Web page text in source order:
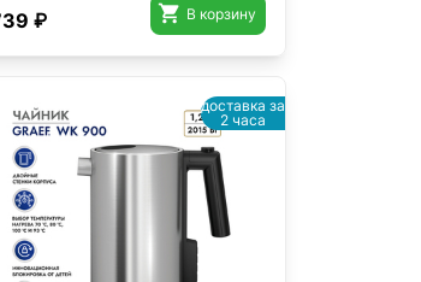
₽  В корзину
доставка за
2 часа